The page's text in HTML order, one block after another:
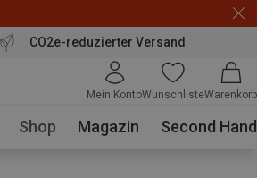
CO2e-reduzierter Versand
Mein KontoWunschlisteWarenkorb
Shop Magazin Second Hand